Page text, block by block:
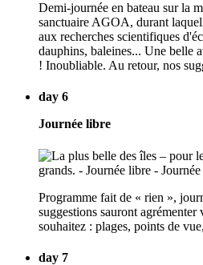
Demi-journée en bateau sur la
sanctuaire AGOA, durant
aux recherches scientifiques
dauphins, baleines... Une belle
! Inoubliable. Au retour, nos
day 6
Journée libre
Programme fait de « rien »,
suggestions sauront
souhaitez : plages, points de
day 7